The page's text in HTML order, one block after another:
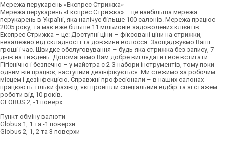
Мережа перукарень «Експрес Стрижка»
Мережа перукарень «Експрес Стрижка» – це найбільша мережа
перукарень в Україні, яка налічує більше 100 салонів. Мережа працює
2005 року, та має вже більше 11 мільйонів задоволених клієнтів.
Експрес Стрижка – це: Доступні ціни – фіксовані ціни на стрижки,
незалежно від складності та довжини волосся. Заощаджуємо Ваші
гроші і час. Швидке обслуговування – будь-яка стрижка без запису, 7
днів на тиждень. Допомагаємо Вам добре виглядати і все встигати.
Гігієнічно і безпечно – у майстра є 2-3 набори інструментів, тому поки
одним він працює, наступний дезінфікується. Ми стежимо за робочим
місцем і дезінфекцією. Справжні професіонали – в наших салонах
працюють тільки фахівці, які пройшли спеціальний відбір та зі стажем
роботи від 10 років.
GLOBUS 2, -1 поверх
Пункт обміну валюти
Globus 1, 1 та -1 поверхи
Globus 2, 1, 2 та 3 поверхи